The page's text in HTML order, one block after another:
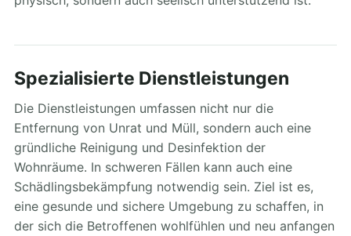
Spezialisierte Dienstleistungen
Die Dienstleistungen umfassen nicht nur die
Entfernung von Unrat und Müll, sondern auch eine
gründliche Reinigung und Desinfektion der
Wohnräume. In schweren Fällen kann auch eine
Schädlingsbekämpfung notwendig sein. Ziel ist es,
eine gesunde und sichere Umgebung zu schaffen, in
der sich die Betroffenen wohlfühlen und neu anfangen